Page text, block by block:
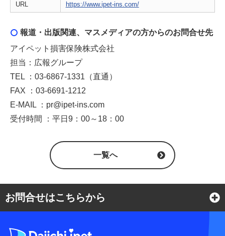
URL https://www.ipet-ins.com/
報道・出版関連、マスメディアの方からのお問合せ先
アイペット損害保険株式会社
担当：広報グループ
TEL ：03-6867-1331（直通）
FAX ：03-6691-1212
E-MAIL ：pr@ipet-ins.com
受付時間 ：平日9：00～18：00
一覧へ
お問合せはこちらから